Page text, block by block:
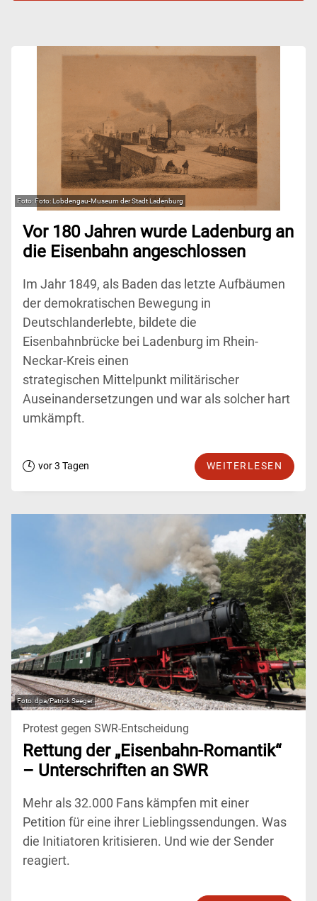
Foto: Lobdengau-Museum der Stadt Ladenburg
Vor 180 Jahren wurde Ladenburg an
die Eisenbahn angeschlossen
Im Jahr 1849, als Baden das letzte Aufbäumen
der demokratischen Bewegung in
Deutschlanderlebte, bildete die
Eisenbahnbrücke bei Ladenburg im Rhein-
Neckar-Kreis einen
strategischen Mittelpunkt militärischer
Auseinandersetzungen und war als solcher hart
umkämpft.
vor 3 Tagen WEITERLESEN
dpa/Patrick Seeger
Protest gegen SWR-Entscheidung
Rettung der „Eisenbahn-Romantik“
– Unterschriften an SWR
Mehr als 32.000 Fans kämpfen mit einer
Petition für eine ihrer Lieblingssendungen. Was
die Initiatoren kritisieren. Und wie der Sender
reagiert.